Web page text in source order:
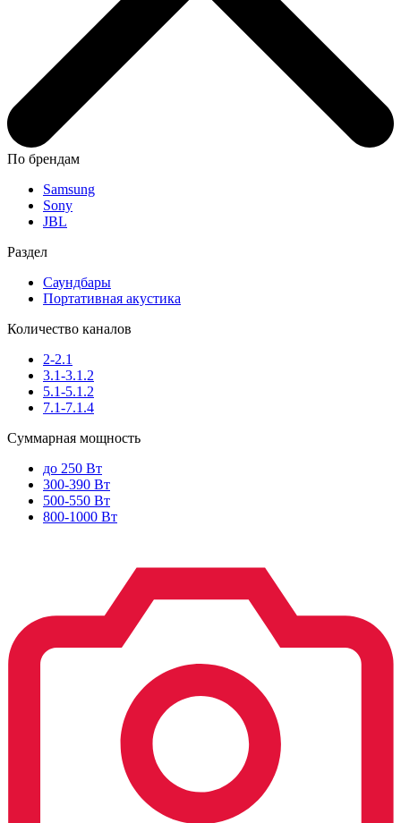
По брендам
Samsung
Sony
JBL
Раздел
Саундбары
Портативная акустика
Количество каналов
2-2.1
3.1-3.1.2
5.1-5.1.2
7.1-7.1.4
Суммарная мощность
до 250 Вт
300-390 Вт
500-550 Вт
800-1000 Вт